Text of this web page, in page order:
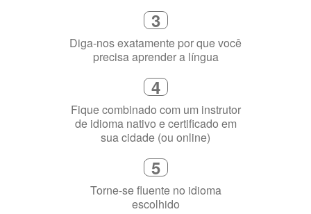
3
Diga-nos exatamente por que você
precisa aprender a língua
4
Fique combinado com um instrutor
de idioma nativo e certificado em
sua cidade (ou online)
5
Torne-se fluente no idioma
escolhido